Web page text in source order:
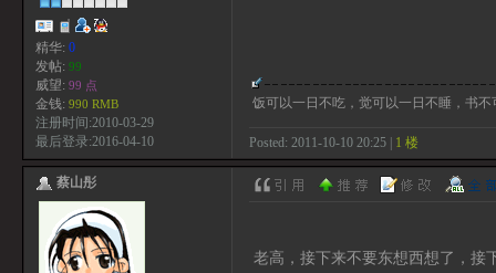
精华: 0
发帖: 99
威望: 99 点
金钱: 990 RMB
注册时间:2010-03-29
最后登录:2016-04-10
饭可以一日不吃，觉可以一日不睡，书不
Posted: 2011-10-10 20:25 | 1 楼
蔡山彤
老高，接下来不要东想西想了，接